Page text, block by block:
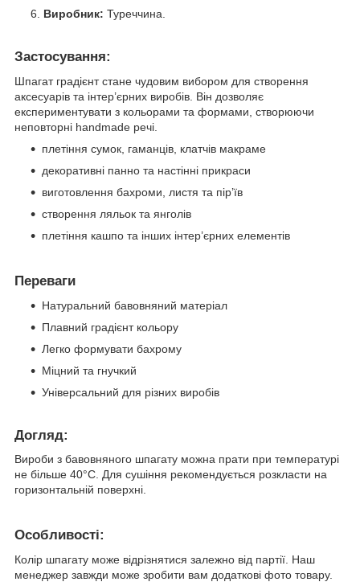
Виробник: Туреччина.
Застосування:
Шпагат градієнт стане чудовим вибором для створення
аксесуарів та інтер’єрних виробів. Він дозволяє
експериментувати з кольорами та формами, створюючи
неповторні handmade речі.
плетіння сумок, гаманців, клатчів макраме
декоративні панно та настінні прикраси
виготовлення бахроми, листя та пір’їв
створення ляльок та янголів
плетіння кашпо та інших інтер’єрних елементів
Переваги
Натуральний бавовняний матеріал
Плавний градієнт кольору
Легко формувати бахрому
Міцний та гнучкий
Універсальний для різних виробів
Догляд:
Вироби з бавовняного шпагату можна прати при температурі
не більше 40°С. Для сушіння рекомендується розкласти на
горизонтальній поверхні.
Особливості:
Колір шпагату може відрізнятися залежно від партії. Наш
менеджер завжди може зробити вам додаткові фото товару.